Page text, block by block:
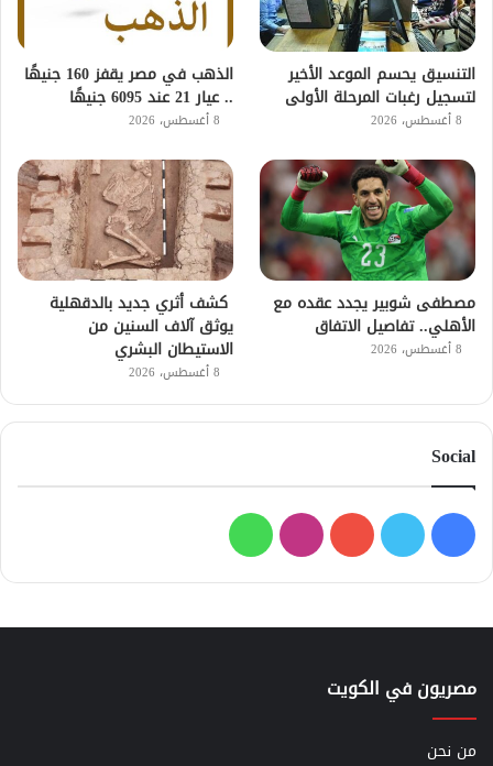
التنسيق يحسم الموعد الأخير
لتسجيل رغبات المرحلة الأولى
8 أغسطس، 2026
الذهب في مصر يقفز 160 جنيهًا
.. عيار 21 عند 6095 جنيهًا
8 أغسطس، 2026
مصطفى شوبير يجدد عقده مع
الأهلي.. تفاصيل الاتفاق
8 أغسطس، 2026
كشف أثري جديد بالدقهلية
يوثق آلاف السنين من
الاستيطان البشري
8 أغسطس، 2026
Social
فيسبوك
تويتر يوتيوبانستقرامواتساب
مصريون في الكويت
من نحن